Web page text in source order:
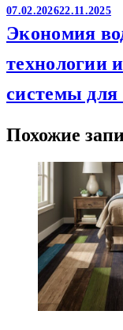
07.02.202622.11.2025
Экономия
технологии
системы для
Похожие